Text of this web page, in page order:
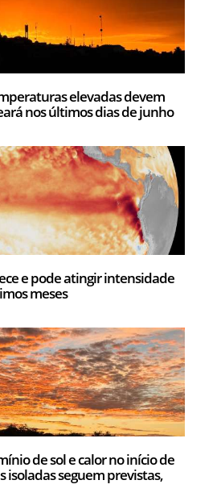
elevadas devem
nos últimos dias de junho
e pode atingir intensidade
meses
de sol e calor no início de
isoladas seguem previstas,